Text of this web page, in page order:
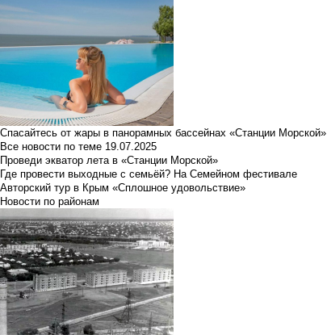
Спасайтесь от жары в панорамных бассейнах «Станции Морской»
Все новости по теме 19.07.2025
Проведи экватор лета в «Станции Морской»
Где провести выходные с семьёй? На Семейном фестивале
Авторский тур в Крым «Сплошное удовольствие»
Новости по районам